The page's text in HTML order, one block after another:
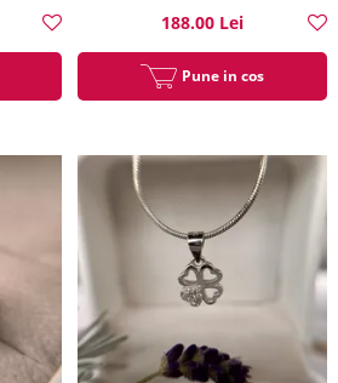
188.00 Lei
Pune in cos